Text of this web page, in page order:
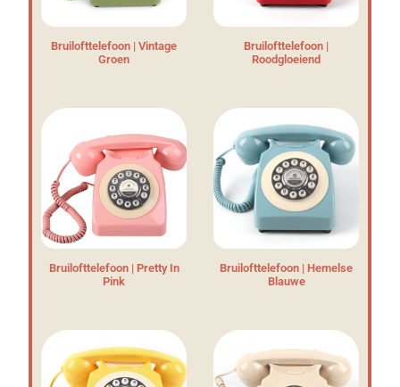
Bruilofttelefoon | Vintage
Groen
Bruilofttelefoon |
Roodgloeiend
Bruilofttelefoon | Pretty In
Pink
Bruilofttelefoon | Hemelse
Blauwe